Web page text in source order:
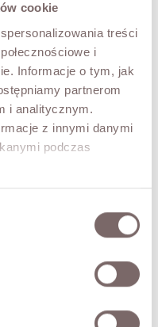
cookie
treści
i
Informacje o tym, jak
partnerom
i analitycznym.
z innymi danymi
podczas
WIRTUALNIE
z nutą elegancji i
dwurzędowo na
ozdobne
bardziej codziennych, na
rozmiar S.